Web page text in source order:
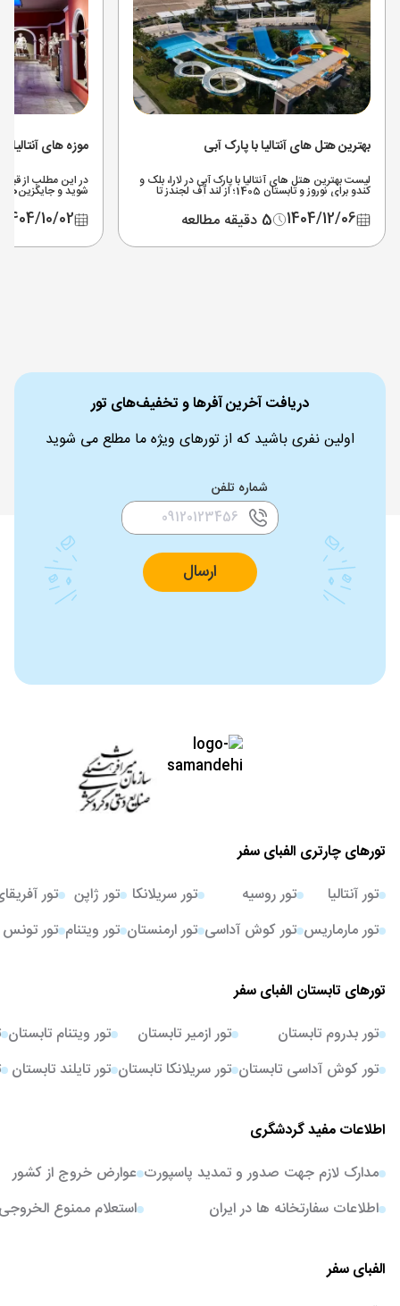
بهترین هتل های آنتالیا با پارک آبی
لیست بهترین هتل های آنتالیا با پارک آبی در لارا، بلک و
کندو برای نوروز و تابستان 1405؛ از لند آف لجندز تا
مردان پالاس + نکات انتخاب و رزرو تور آنتالیا.
1404/12/06 5 دقیقه مطالعه
موزه های آنتالیا
در این مطلب از قیمت
شوید و
که تعطیل شده
1404/10/02
دریافت آخرین آفرها و تخفیف‌های تور
اولین نفری باشید که از تورهای ویژه ما مطلع می شوید
شماره تلفن
ارسال
تورهای چارتری الفبای سفر
تور آنتالیا
تور مارماریس
تور روسیه
تور کوش آداسی
تور سریلانکا
تور ارمنستان
تور ژاپن
تور ویتنام
تور
تور تونس
تورهای تابستان الفبای سفر
تور بدروم تابستان
تور کوش آداسی تابستان
تور ازمیر تابستان
تور سریلانکا تابستان
تور ویتنام تابستان
تور تایلند تابستان
اطلاعات مفید گردشگری
مدارک لازم جهت صدور و تمدید پاسپورت
اطلاعات سفارتخانه ها در ایران
عوارض خروج از کشور
استعلام ممنوع
الفبای سفر